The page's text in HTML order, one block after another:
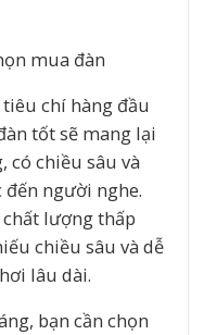
mua đàn
chí hàng đầu
tốt sẽ mang lại
có chiều sâu và
người nghe.
lượng thấp
chiều sâu và dễ
lâu dài.
bạn cần chọn